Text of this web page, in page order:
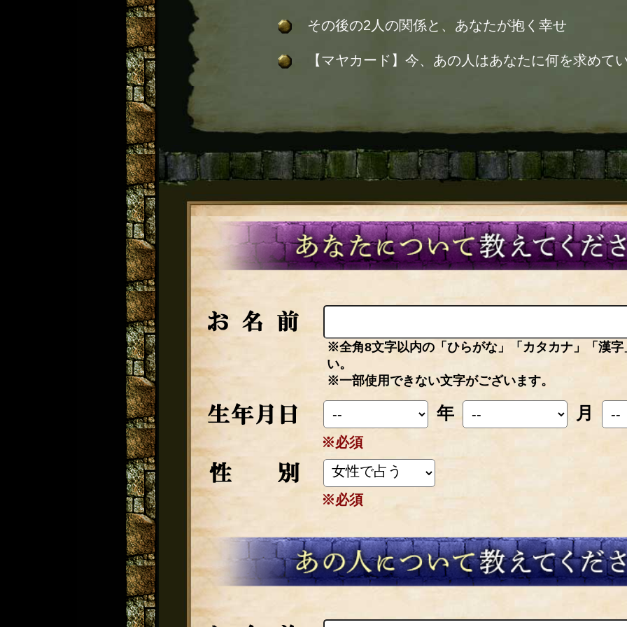
その後の2人の関係と、あなたが抱く幸せ
【マヤカード】今、あの人はあなたに何を求めて
※全角8文字以内の「ひらがな」「カタカナ」「漢
い。
※一部使用できない文字がございます。
年 月
※必須
※必須